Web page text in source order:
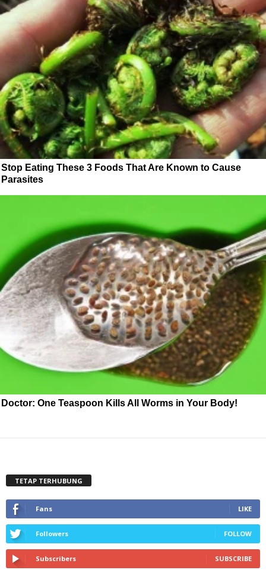
Stop Eating These 3 Foods That Are Known to Cause
Parasites
Doctor: One Teaspoon Kills All Worms in Your Body!
TETAP TERHUBUNG
Fans LIKE
Followers FOLLOW
Subscribers SUBSCRIBE